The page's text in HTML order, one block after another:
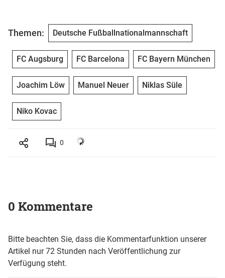
Themen: Deutsche Fußballnationalmannschaft
FC Augsburg FC Barcelona FC Bayern München
Joachim Löw Manuel Neuer Niklas Süle
Niko Kovac
0
0 Kommentare
Bitte beachten Sie, dass die Kommentarfunktion unserer
Artikel nur 72 Stunden nach Veröffentlichung zur
Verfügung steht.